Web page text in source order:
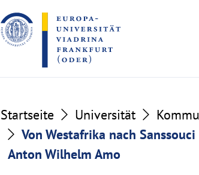
to
the
content
to
the
footer
Startseite Universität
Von Westafrika nach
Anton Wilhelm Amo